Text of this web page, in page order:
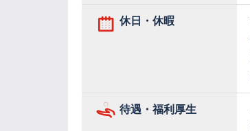
休日・休暇
待遇・福利厚生